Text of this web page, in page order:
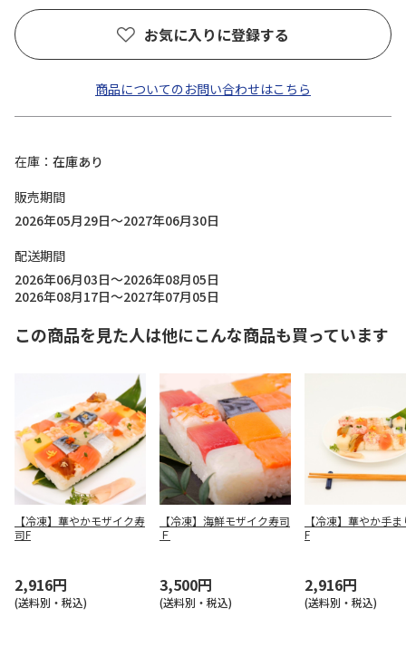
お気に入りに登録する
商品についてのお問い合わせはこちら
在庫
在庫あり
販売期間
2026年05月29日～2027年06月30日
配送期間
2026年06月03日～2026年08月05日
2026年08月17日～2027年07月05日
この商品を見た人は他にこんな商品も買っています
【冷凍】華やかモザイク寿
司F
2,916円
(送料別・税込)
【冷凍】海鮮モザイク寿司
Ｆ
3,500円
(送料別・税込)
【冷凍】華やか手
F
2,916円
(送料別・税込)